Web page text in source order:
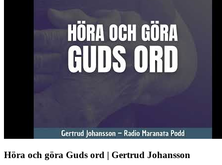
Höra och göra Guds ord | Gertrud Johansson